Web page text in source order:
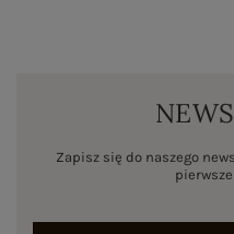
Zapisz się do naszego